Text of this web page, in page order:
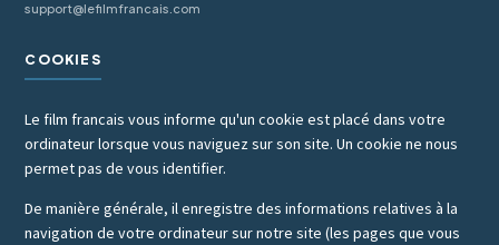
support@lefilmfrancais.com
COOKIES
Le film francais vous informe qu'un cookie est placé dans votre
ordinateur lorsque vous naviguez sur son site. Un cookie ne nous
permet pas de vous identifier.
De manière générale, il enregistre des informations relatives à la
navigation de votre ordinateur sur notre site (les pages que vous